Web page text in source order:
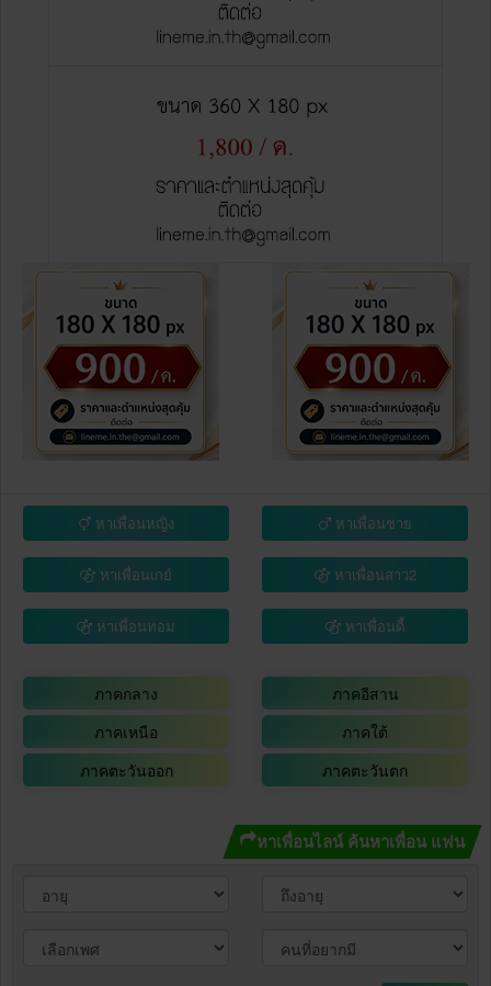
หาเพื่อนหญิง หาเพื่อนชาย
หาเพื่อนเกย์ หาเพื่อนสาว2
หาเพื่อนทอม หาเพื่อนดี้
ภาคกลาง
ภาคอีสาน
ภาคเหนือ
ภาคใต้
ภาคตะวันออก
ภาคตะวันตก
หาเพื่อนไลน์ ค้นหาเพื่อน แฟน